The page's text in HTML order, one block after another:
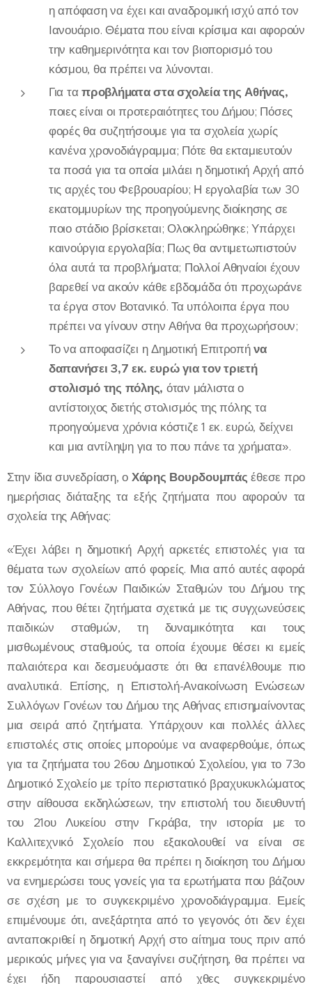
η απόφαση να έχει και αναδρομική ισχύ από τον
Ιανουάριο. Θέματα που είναι κρίσιμα και αφορούν
την καθημερινότητα και τον βιοπορισμό του
κόσμου, θα πρέπει να λύνονται.
Για ταπροβλήματα στα σχολεία της Αθήνας,
ποιες είναι οι προτεραιότητες του Δήμου; Πόσες
φορές θα συζητήσουμε για τα σχολεία χωρίς
κανένα χρονοδιάγραμμα; Πότε θα εκταμιευτούν
τα ποσά για τα οποία μιλάει η δημοτική Αρχή από
τις αρχές του Φεβρουαρίου; Η εργολαβία των 30
εκατομμυρίων της προηγούμενης διοίκησης σε
ποιο στάδιο βρίσκεται; Ολοκληρώθηκε; Υπάρχει
καινούργια εργολαβία; Πως θα αντιμετωπιστούν
όλα αυτά τα προβλήματα; Πολλοί Αθηναίοι έχουν
βαρεθεί να ακούν κάθε εβδομάδα ότι προχωράνε
τα έργα στον Βοτανικό. Τα υπόλοιπα έργα που
πρέπει να γίνουν στην Αθήνα θα προχωρήσουν;
Το να αποφασίζει η Δημοτική Επιτροπήνα
δαπανήσει 3,7 εκ. ευρώ για τον τριετή
στολισμό της πόλης, όταν μάλιστα ο
αντίστοιχος διετής στολισμός της πόλης τα
προηγούμενα χρόνια κόστιζε 1 εκ. ευρώ, δείχνει
και μια αντίληψη για το που πάνε τα χρήματα».
Στην ίδια συνεδρίαση, ο Χάρης Βουρδουμπάςέθεσε προ
ημερήσιας διάταξης τα εξής ζητήματα που αφορούν τα
σχολεία της Αθήνας:
«Έχει λάβει η δημοτική Αρχή αρκετές επιστολές για τα
θέματα των σχολείων από φορείς. Μια από αυτές αφορά
τον Σύλλογο Γονέων Παιδικών Σταθμών του Δήμου της
Αθήνας, που θέτει ζητήματα σχετικά με τις συγχωνεύσεις
παιδικών σταθμών, τη δυναμικότητα και τους
μισθωμένους σταθμούς, τα οποία έχουμε θέσει κι εμείς
παλαιότερα και δεσμευόμαστε ότι θα επανέλθουμε πιο
αναλυτικά. Επίσης, η Επιστολή-Ανακοίνωση Ενώσεων
Συλλόγων Γονέων του Δήμου της Αθήνας επισημαίνοντας
μια σειρά από ζητήματα. Υπάρχουν και πολλές άλλες
επιστολές στις οποίες μπορούμε να αναφερθούμε, όπως
για τα ζητήματα του 26ου Δημοτικού Σχολείου, για το 73ο
Δημοτικό Σχολείο με τρίτο περιστατικό βραχυκυκλώματος
στην αίθουσα εκδηλώσεων, την επιστολή του διευθυντή
του 21ου Λυκείου στην Γκράβα, την ιστορία με το
Καλλιτεχνικό Σχολείο που εξακολουθεί να είναι σε
εκκρεμότητα και σήμερα θα πρέπει η διοίκηση του Δήμου
να ενημερώσει τους γονείς για τα ερωτήματα που βάζουν
σε σχέση με το συγκεκριμένο χρονοδιάγραμμα. Εμείς
επιμένουμε ότι, ανεξάρτητα από το γεγονός ότι δεν έχει
ανταποκριθεί η δημοτική Αρχή στο αίτημα τους πριν από
μερικούς μήνες για να ξαναγίνει συζήτηση, θα πρέπει να
έχει ήδη παρουσιαστεί από χθες συγκεκριμένο